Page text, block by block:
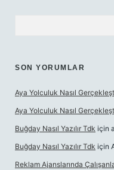
SON YORUMLAR
Aya Yolculuk Nasıl
Aya Yolculuk Nasıl
Buğday Nasıl Yazılır Tdk için
Buğday Nasıl Yazılır Tdk için
Reklam Ajanslarında